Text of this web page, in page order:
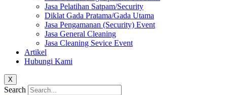
Jasa Pelatihan Satpam/Security
Diklat Gada Pratama/Gada Utama
Jasa Pengamanan (Security) Event
Jasa General Cleaning
Jasa Cleaning Sevice Event
Artikel
Hubungi Kami
X
Search